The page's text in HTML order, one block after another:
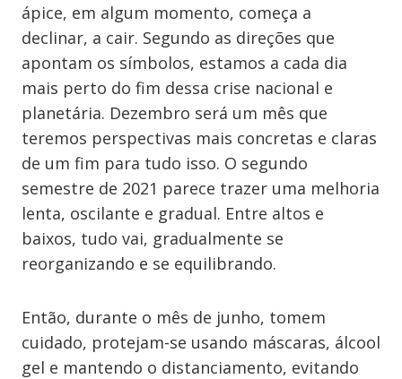
ápice, em algum momento, começa a
declinar, a cair. Segundo as direções que
apontam os símbolos, estamos a cada dia
mais perto do fim dessa crise nacional e
planetária. Dezembro será um mês que
teremos perspectivas mais concretas e claras
de um fim para tudo isso. O segundo
semestre de 2021 parece trazer uma melhoria
lenta, oscilante e gradual. Entre altos e
baixos, tudo vai, gradualmente se
reorganizando e se equilibrando.
Então, durante o mês de junho, tomem
cuidado, protejam-se usando máscaras, álcool
gel e mantendo o distanciamento, evitando